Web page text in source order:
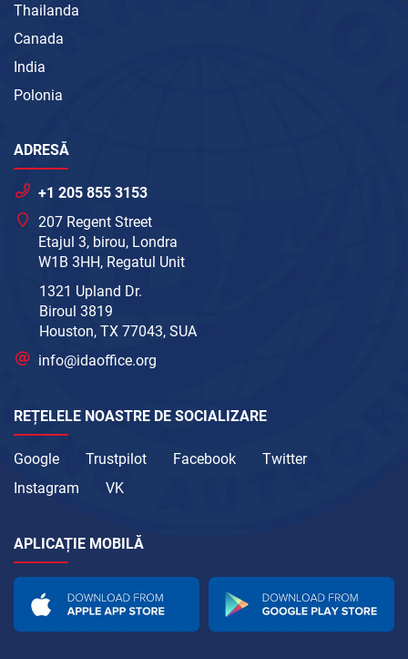
Thailanda
Canada
India
Polonia
ADRESĂ
+1 205 855 3153
207 Regent Street
Etajul 3, birou, Londra
W1B 3HH, Regatul Unit
1321 Upland Dr.
Biroul 3819
Houston, TX 77043, SUA
info@idaoffice.org
REȚELELE NOASTRE DE SOCIALIZARE
Google Trustpilot Facebook
Twitter
Instagram
VK
APLICAȚIE MOBILĂ